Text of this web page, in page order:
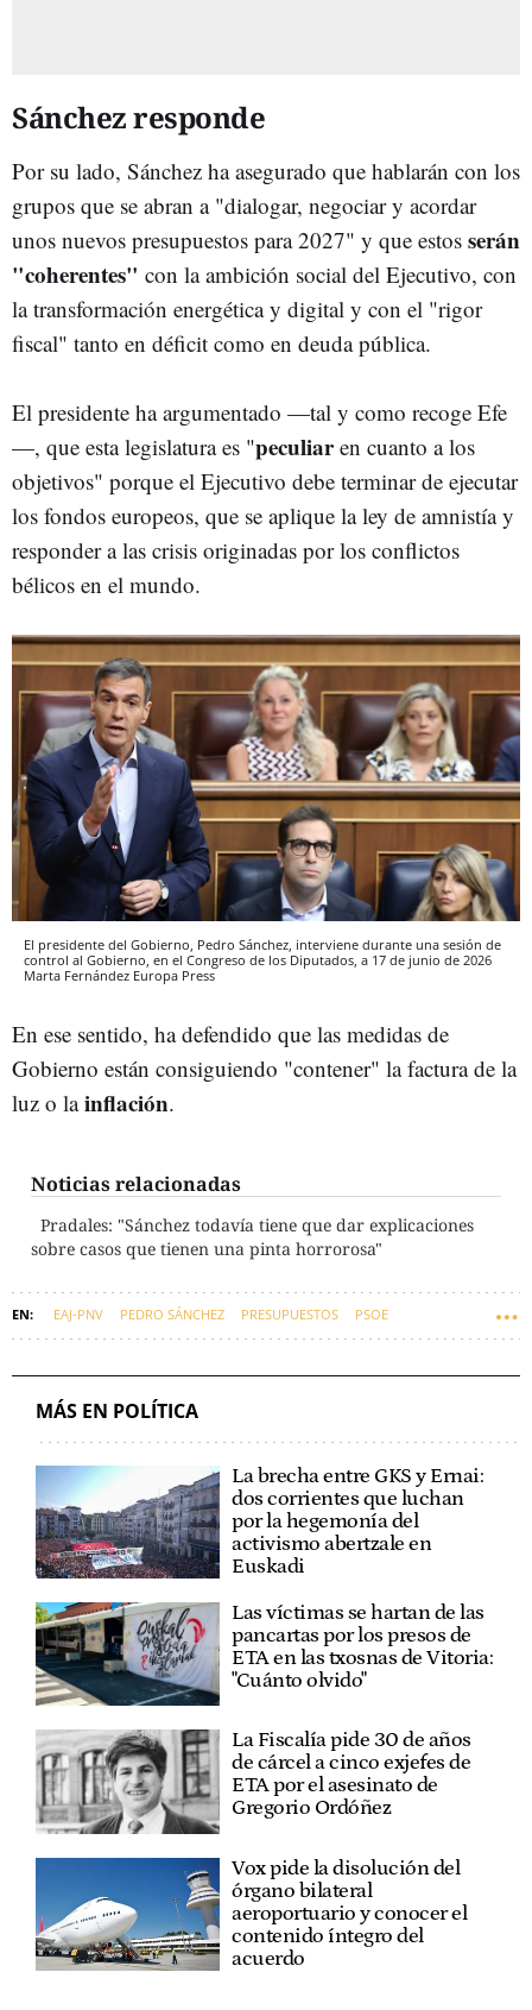
Sánchez responde
Por su lado, Sánchez ha asegurado que hablarán con los
grupos que se abran a "dialogar, negociar y acordar
unos nuevos presupuestos para 2027" y que estos serán
"coherentes" con la ambición social del Ejecutivo, con
la transformación energética y digital y con el "rigor
fiscal" tanto en déficit como en deuda pública.
El presidente ha argumentado —tal y como recoge Efe
—, que esta legislatura es "peculiaren cuanto a los
objetivos" porque el Ejecutivo debe terminar de ejecutar
los fondos europeos, que se aplique la ley de amnistía y
responder a las crisis originadas por los conflictos
bélicos en el mundo.
El presidente del Gobierno, Pedro Sánchez, interviene durante una sesión de
control al Gobierno, en el Congreso de los Diputados, a 17 de junio de 2026
Marta Fernández Europa Press
En ese sentido, ha defendido que las medidas de
Gobierno están consiguiendo "contener" la factura de la
luz o lainflación.
Noticias relacionadas
Pradales: "Sánchez todavía tiene que dar explicaciones
sobre casos que tienen una pinta horrorosa"
EAJ-PNV PEDRO SÁNCHEZ PRESUPUESTOS PSOE
MÁS EN POLÍTICA
La brecha entre GKS y Ernai:
dos corrientes que luchan
por la hegemonía del
activismo abertzale en
Euskadi
Las víctimas se hartan de las
pancartas por los presos de
ETA en las txosnas de Vitoria:
"Cuánto olvido"
La Fiscalía pide 30 de años
de cárcel a cinco exjefes de
ETA por el asesinato de
Gregorio Ordóñez
Vox pide la disolución del
órgano bilateral
aeroportuario y conocer el
contenido íntegro del
acuerdo